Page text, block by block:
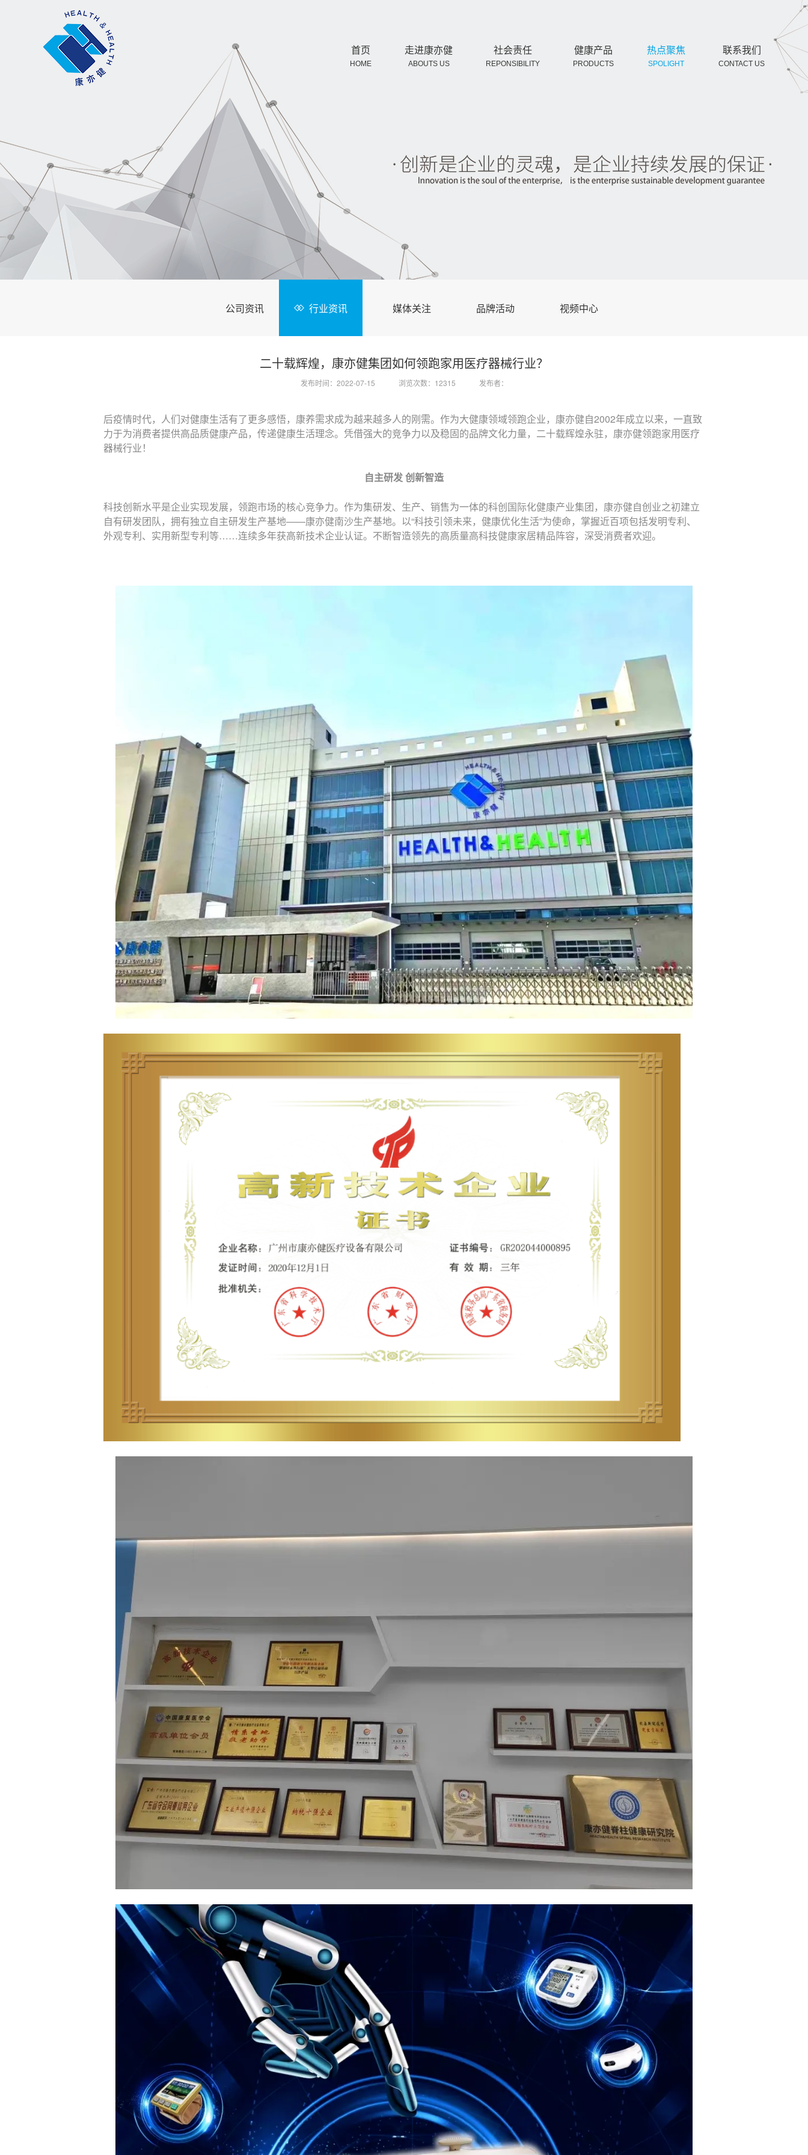
首页
HOME
走进康亦健
ABOUTS US
社会责任
REPONSIBILITY
健康产品
PRODUCTS
热点聚焦
SPOLIGHT
联系我们
CONTACT US
公司资讯 行业资讯 媒体关注 品牌活动 视频中心
二十载辉煌，康亦健集团如何领跑家用医疗器械行业？
发布时间：2022-07-15 浏览次数：12315 发布者：
后疫情时代，人们对健康生活有了更多感悟，康养需求成为越来越多人的刚需。作为大健康领域领跑企业，康亦健自2002年成立以来，一直致
力于为消费者提供高品质健康产品，传递健康生活理念。凭借强大的竞争力以及稳固的品牌文化力量，二十载辉煌永驻，康亦健领跑家用医疗
器械行业！
自主研发 创新智造
科技创新水平是企业实现发展，领跑市场的核心竞争力。作为集研发、生产、销售为一体的科创国际化健康产业集团，康亦健自创业之初建立
自有研发团队，拥有独立自主研发生产基地——康亦健南沙生产基地。以“科技引领未来，健康优化生活”为使命，掌握近百项包括发明专利、
外观专利、实用新型专利等……连续多年获高新技术企业认证。不断智造领先的高质量高科技健康家居精品阵容，深受消费者欢迎。